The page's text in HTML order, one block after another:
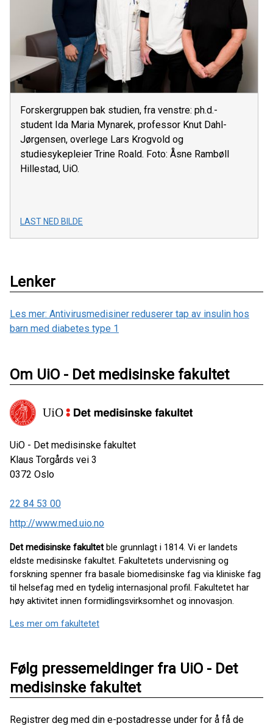
Forskergruppen bak studien, fra venstre: ph.d.-
student Ida Maria Mynarek, professor Knut Dahl-
Jørgensen, overlege Lars Krogvold og
studiesykepleier Trine Roald. Foto: Åsne Rambøll
Hillestad, UiO.
LAST NED BILDE
Lenker
Les mer: Antivirusmedisiner reduserer tap av insulin hos
barn med diabetes type 1
Om UiO - Det medisinske fakultet
UiO - Det medisinske fakultet
Klaus Torgårds vei 3
0372 Oslo
22 84 53 00
http://www.med.uio.no
Det medisinske fakultetble grunnlagt i 1814. Vi er landets
eldste medisinske fakultet. Fakultetets undervisning og
forskning spenner fra basale biomedisinske fag via kliniske fag
til helsefag med en tydelig internasjonal profil. Fakultetet har
høy aktivitet innen formidlingsvirksomhet og innovasjon.
Les mer om fakultetet
Følg pressemeldinger fra UiO - Det
medisinske fakultet
Registrer deg med din e-postadresse under for å få de